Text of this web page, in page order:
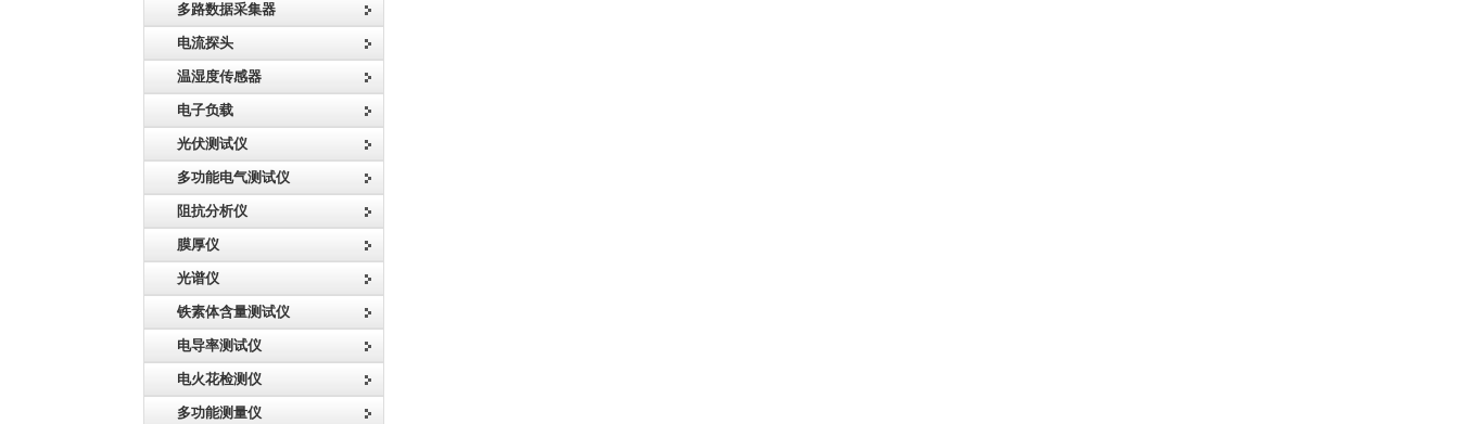
多路数据采集器
电流探头
温湿度传感器
电子负载
光伏测试仪
多功能电气测试仪
阻抗分析仪
膜厚仪
光谱仪
铁素体含量测试仪
电导率测试仪
电火花检测仪
多功能测量仪